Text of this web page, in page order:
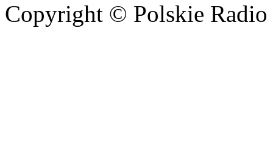
Copyright © Polskie